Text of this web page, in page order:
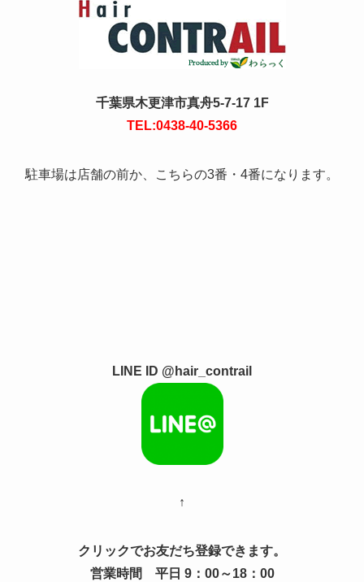
千葉県木更津市真舟5-7-17 1F
TEL:0438-40-5366
駐車場は店舗の前か、こちらの3番・4番になります。
LINE ID @hair_contrail
↑
クリックでお友だち登録できます。
営業時間 平日 9：00～18：00